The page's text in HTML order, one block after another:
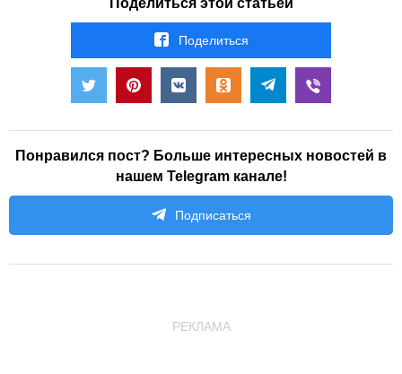
Поделиться
Понравился пост? Больше интересных новостей в
нашем Telegram канале!
Подписаться
РЕКЛАМА